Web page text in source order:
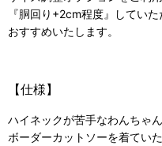
『胴回り+2cm程度』してい
おすすめいたします。
【仕様】
ハイネックが苦手なわんちゃ
ボーダーカットソーを着てい